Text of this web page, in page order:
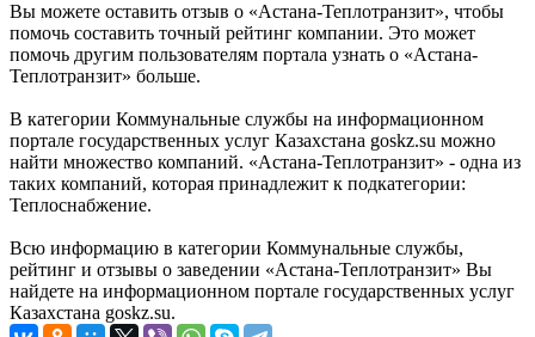
Вы можете оставить отзыв о «Астана-Теплотранзит», чтобы
помочь составить точный рейтинг компании. Это может
помочь другим пользователям портала узнать о «Астана-
Теплотранзит» больше.
В категории Коммунальные службы на информационном
портале государственных услуг Казахстана goskz.su можно
найти множество компаний. «Астана-Теплотранзит» - одна из
таких компаний, которая принадлежит к подкатегории:
Теплоснабжение.
Всю информацию в категории Коммунальные службы,
рейтинг и отзывы о заведении «Астана-Теплотранзит» Вы
найдете на информационном портале государственных услуг
Казахстана goskz.su.